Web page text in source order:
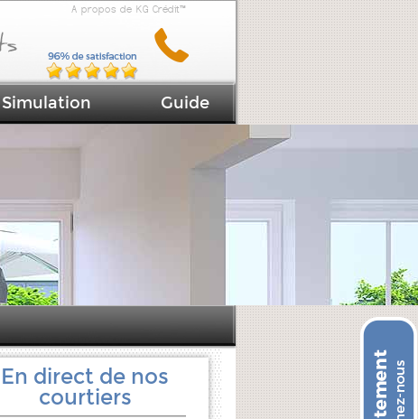
En direct de nos
courtiers
A propos de KG Crédit™
Simulation Guide